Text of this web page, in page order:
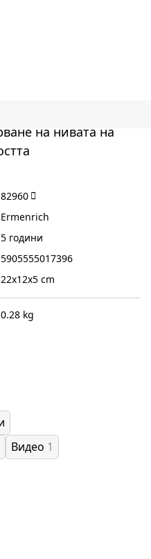
на нивата на
82960
Ermenrich
5 години
5905555017396
22x12x5 cm
0.28 kg
Видео 1